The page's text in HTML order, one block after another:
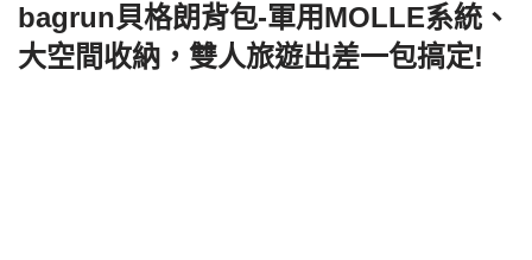
bagrun貝格朗背包-軍用MOLLE系統、
大空間收納，雙人旅遊出差一包搞定!